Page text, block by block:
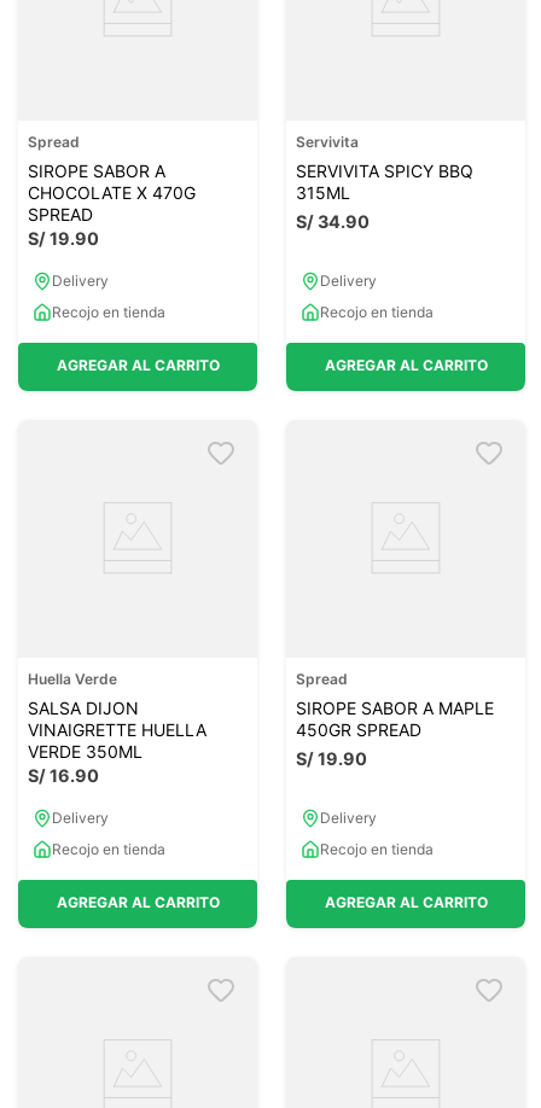
Spread
SIROPE SABOR A
CHOCOLATE X 470G
SPREAD
S/19.90
Delivery
Recojo en tienda
AGREGAR AL CARRITO
Servivita
SERVIVITA SPICY BBQ
315ML
S/34.90
Delivery
Recojo en tienda
AGREGAR AL CARRITO
Huella Verde
SALSA DIJON
VINAIGRETTE HUELLA
VERDE 350ML
S/16.90
Delivery
Recojo en tienda
AGREGAR AL CARRITO
Spread
SIROPE SABOR A MAPLE
450GR SPREAD
S/19.90
Delivery
Recojo en tienda
AGREGAR AL CARRITO